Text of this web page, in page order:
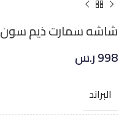
شاشه سمارت ذيم سون 50 بوصه وي بوس 4K
998ر.س
البراند